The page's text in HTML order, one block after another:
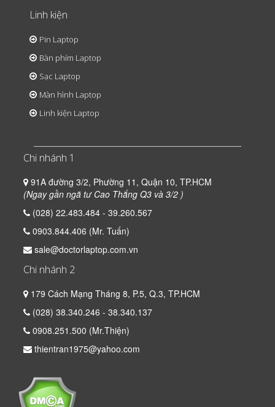
Linh kiện
Pin Laptop
Bàn phím Laptop
Sạc Laptop
Màn hình Laptop
Linh kiện Laptop
Chi nhánh 1
91A đường 3/2, Phường 11, Quận 10, TP.HCM
(Ngay gần ngã tư Cao Thắng Q3 và 3/2 )
(028) 22.483.484 - 39.260.567
0903.844.406 (Mr. Tuấn)
sale@doctorlaptop.com.vn
Chi nhánh 2
179 Cách Mạng Tháng 8, P.5, Q.3, TP.HCM
(028) 38.340.246 - 38.340.137
0908.251.500 (Mr.Thiện)
thientran1975@yahoo.com